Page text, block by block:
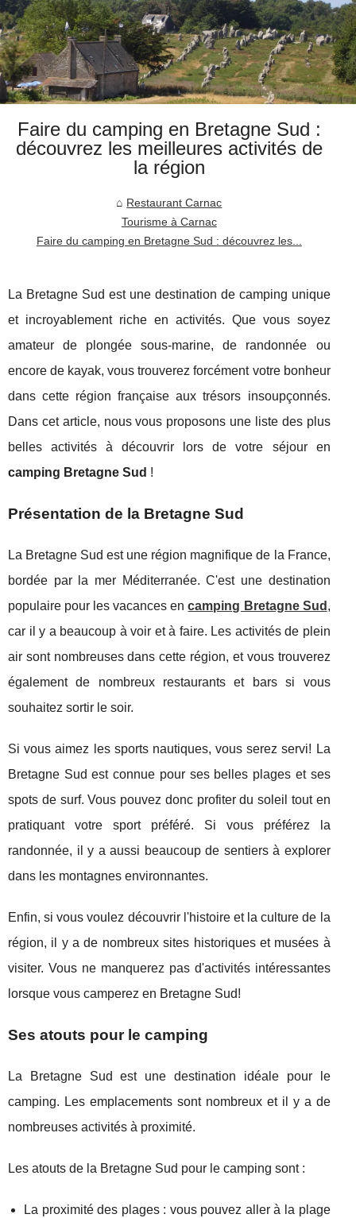
Faire du camping en Bretagne Sud :
découvrez les meilleures activités de
la région
Restaurant Carnac
Tourisme à Carnac
Faire du camping en Bretagne Sud : découvrez les...
La Bretagne Sud est une destination de camping unique
et incroyablement riche en activités. Que vous soyez
amateur de plongée sous-marine, de randonnée ou
encore de kayak, vous trouverez forcément votre bonheur
dans cette région française aux trésors insoupçonnés.
Dans cet article, nous vous proposons une liste des plus
belles activités à découvrir lors de votre séjour en
camping Bretagne Sud !
Présentation de la Bretagne Sud
La Bretagne Sud est une région magnifique de la France,
bordée par la mer Méditerranée. C'est une destination
populaire pour les vacances encamping Bretagne Sud ,
car il y a beaucoup à voir et à faire. Les activités de plein
air sont nombreuses dans cette région, et vous trouverez
également de nombreux restaurants et bars si vous
souhaitez sortir le soir.
Si vous aimez les sports nautiques, vous serez servi! La
Bretagne Sud est connue pour ses belles plages et ses
spots de surf. Vous pouvez donc profiter du soleil tout en
pratiquant votre sport préféré. Si vous préférez la
randonnée, il y a aussi beaucoup de sentiers à explorer
dans les montagnes environnantes.
Enfin, si vous voulez découvrir l'histoire et la culture de la
région, il y a de nombreux sites historiques et musées à
visiter. Vous ne manquerez pas d'activités intéressantes
lorsque vous camperez en Bretagne Sud!
Ses atouts pour le camping
La Bretagne Sud est une destination idéale pour le
camping. Les emplacements sont nombreux et il y a de
nombreuses activités à proximité.
Les atouts de la Bretagne Sud pour le camping sont :
La proximité des plages : vous pouvez aller à la plage